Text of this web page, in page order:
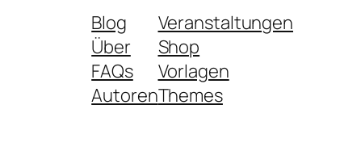
Blog
Über
FAQs
Autoren
Veranstaltungen
Shop
Vorlagen
Themes